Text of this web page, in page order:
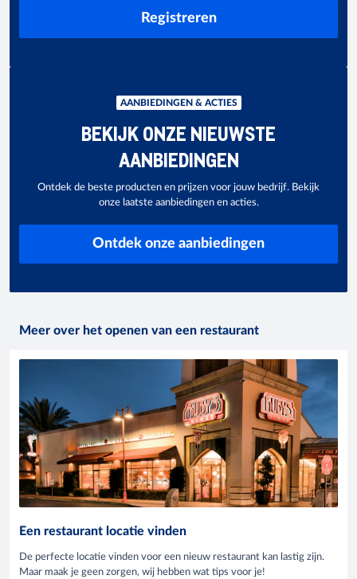
Registreren
AANBIEDINGEN & ACTIES
BEKIJK ONZE NIEUWSTE
AANBIEDINGEN
Ontdek de beste producten en prijzen voor jouw bedrijf. Bekijk
onze laatste aanbiedingen en acties.
Ontdek onze aanbiedingen
Meer over het openen van een restaurant
Een restaurant locatie vinden
De perfecte locatie vinden voor een nieuw restaurant kan lastig zijn.
Maar maak je geen zorgen, wij hebben wat tips voor je!